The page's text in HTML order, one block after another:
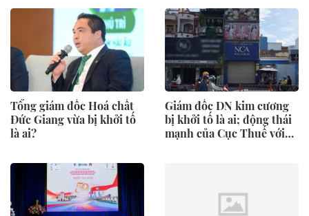
Tổng giám đốc Hoá chất
Đức Giang vừa bị khởi tố
là ai?
Giám đốc DN kim cương
bị khởi tố là ai; động thái
mạnh của Cục Thuế với